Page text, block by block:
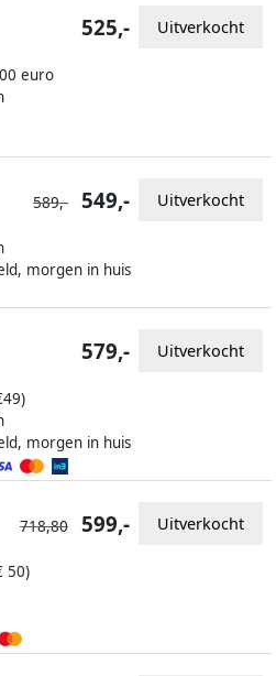
euro
525,- Uitverkocht
morgen in huis
589,- 549,- Uitverkocht
morgen in huis
579,- Uitverkocht
50)
718,80 599,- Uitverkocht